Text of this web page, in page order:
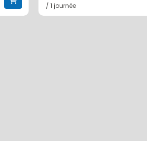
/ 1 journée